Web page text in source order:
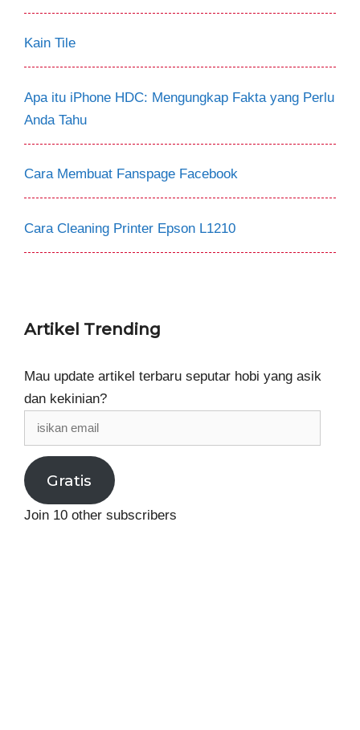
Kain Tile
Apa itu iPhone HDC: Mengungkap Fakta yang Perlu
Anda Tahu
Cara Membuat Fanspage Facebook
Cara Cleaning Printer Epson L1210
Artikel Trending
Mau update artikel terbaru seputar hobi yang asik
dan kekinian?
isikan
email
Gratis
Join 10 other subscribers